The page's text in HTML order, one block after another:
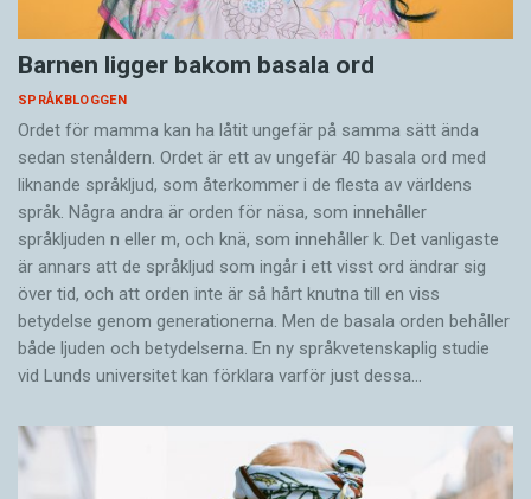
Barnen ligger bakom basala ord
SPRÅKBLOGGEN
Ordet för mamma kan ha låtit ungefär på samma sätt ända
sedan stenåldern. Ordet är ett av ungefär 40 basala ord med
liknande språkljud, som återkommer i de flesta av världens
språk. Några andra är orden för näsa, som innehåller
språkljuden n eller m, och knä, som innehåller k. Det vanligaste
är annars att de språkljud som ingår i ett visst ord ändrar sig
över tid, och att orden inte är så hårt knutna till en viss
betydelse genom generationerna. Men de basala orden behåller
både ljuden och betydelserna. En ny språkvetenskaplig studie
vid Lunds universitet kan förklara varför just dessa…